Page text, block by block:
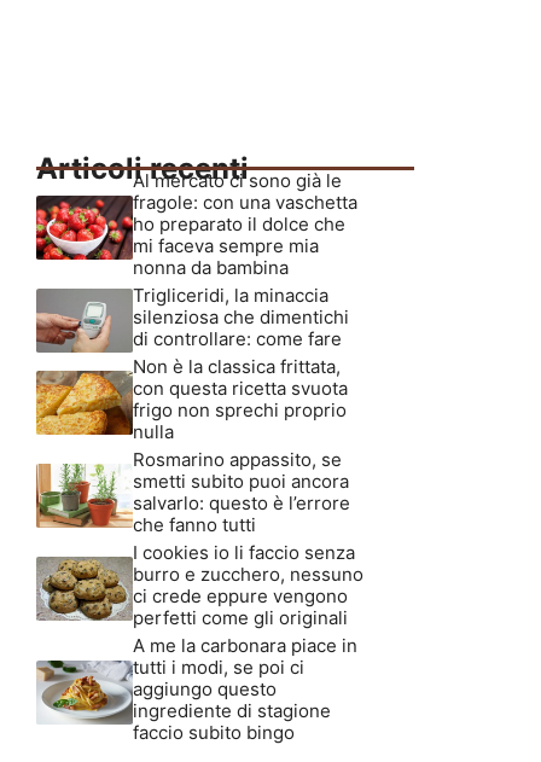
Articoli recenti
Al mercato ci sono già le
fragole: con una vaschetta
ho preparato il dolce che
mi faceva sempre mia
nonna da bambina
Trigliceridi, la minaccia
silenziosa che dimentichi
di controllare: come fare
Non è la classica frittata,
con questa ricetta svuota
frigo non sprechi proprio
nulla
Rosmarino appassito, se
smetti subito puoi ancora
salvarlo: questo è l’errore
che fanno tutti
I cookies io li faccio senza
burro e zucchero, nessuno
ci crede eppure vengono
perfetti come gli originali
A me la carbonara piace in
tutti i modi, se poi ci
aggiungo questo
ingrediente di stagione
faccio subito bingo